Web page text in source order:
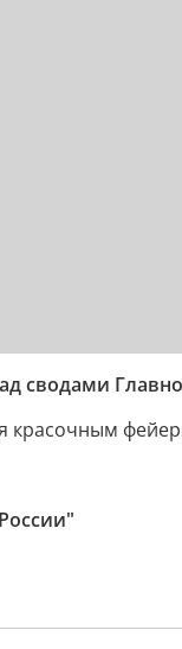
сводами
красочным